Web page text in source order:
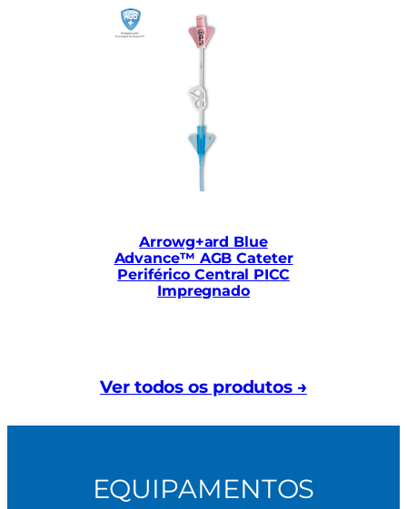
Arrowg+ard Blue
Advance™ AGB Cateter
Periférico Central PICC
Impregnado
Ver todos os produtos →
EQUIPAMENTOS